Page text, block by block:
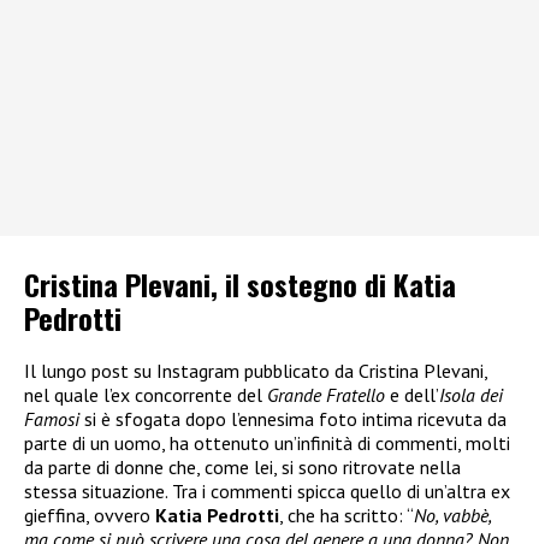
Cristina Plevani, il sostegno di Katia
Pedrotti
Il lungo post su Instagram pubblicato da Cristina Plevani,
nel quale l’ex concorrente del Grande Fratello e dell’Isola dei
Famosisi è sfogata dopo l’ennesima foto intima ricevuta da
parte di un uomo, ha ottenuto un’infinità di commenti, molti
da parte di donne che, come lei, si sono ritrovate nella
stessa situazione. Tra i commenti spicca quello di un’altra ex
gieffina, ovvero Katia Pedrotti, che ha scritto: “No, vabbè,